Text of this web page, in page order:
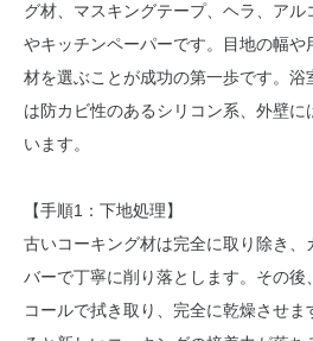
グ材、マスキングテープ、ヘラ、アル
やキッチンペーパーです。目地の幅
材を選ぶことが成功の第一歩です。浴
は防カビ性のあるシリコン系、外壁
います。
【手順1：下地処理】
古いコーキング材は完全に取り除き、
バーで丁寧に削り落とします。その
コールで拭き取り、完全に乾燥させ